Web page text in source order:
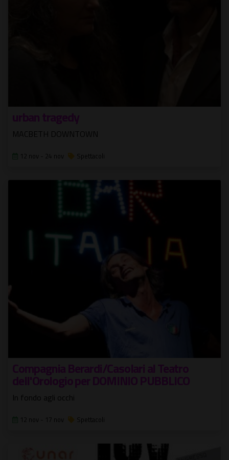
urban tragedy
MACBETH DOWNTOWN
12 nov - 24 nov Spettacoli
Compagnia Berardi/Casolari al Teatro
dell'Orologio per DOMINIO PUBBLICO
In fondo agli occhi
12 nov - 17 nov Spettacoli